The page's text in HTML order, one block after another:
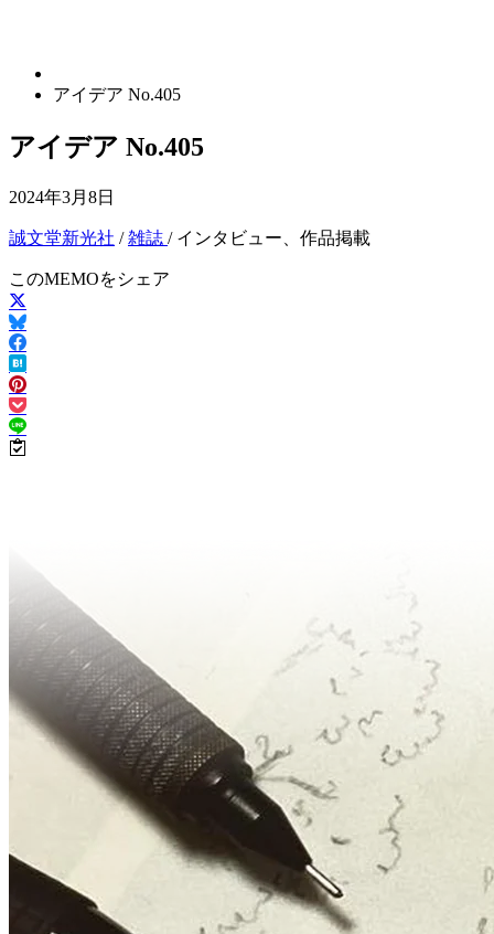
アイデア No.405
アイデア No.405
2024年3月8日
誠文堂新光社 /雑誌 / インタビュー、作品掲載
このMEMOをシェア